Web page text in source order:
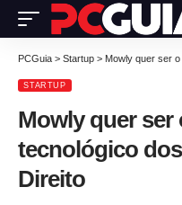
PCGuia > Startup > Mowly quer ser o
STARTUP
Mowly quer ser
tecnológico
Direito